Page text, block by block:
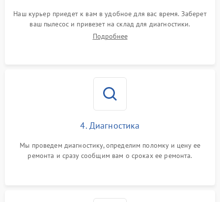
Наш курьер приедет к вам в удобное для вас время. Заберет
ваш пылесос и привезет на склад для диагностики.
Подробнее
4. Диагностика
Мы проведем диагностику, определим поломку и цену ее
ремонта и сразу сообщим вам о сроках ее ремонта.